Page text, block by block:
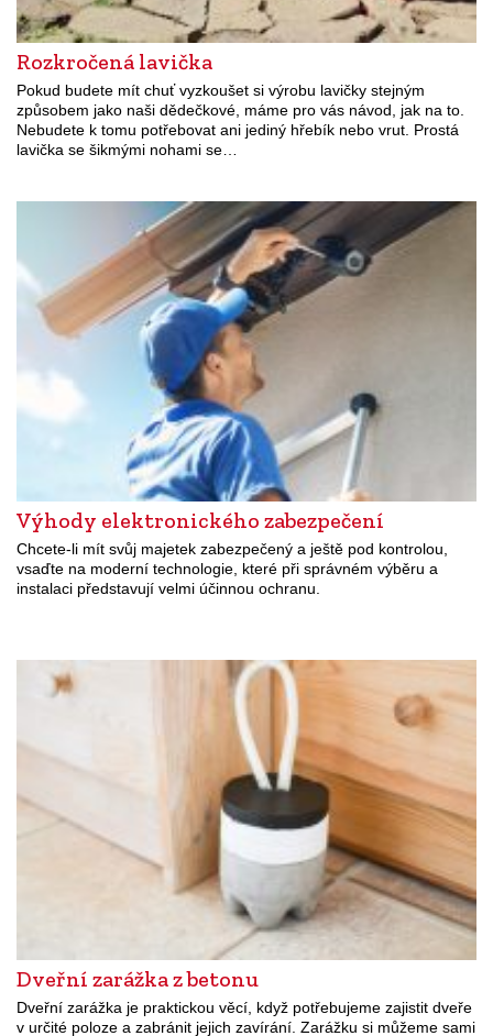
Rozkročená lavička
Pokud budete mít chuť vyzkoušet si výrobu lavičky stejným
způsobem jako naši dědečkové, máme pro vás návod, jak na to.
Nebudete k tomu potřebovat ani jediný hřebík nebo vrut. Prostá
lavička se šikmými nohami se…
Výhody elektronického zabezpečení
Chcete-li mít svůj majetek zabezpečený a ještě pod kontrolou,
vsaďte na moderní technologie, které při správném výběru a
instalaci představují velmi účinnou ochranu.
Dveřní zarážka z betonu
Dveřní zarážka je praktickou věcí, když potřebujeme zajistit dveře
v určité poloze a zabránit jejich zavírání. Zarážku si můžeme sami